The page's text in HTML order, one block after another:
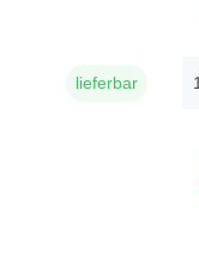
lieferbar